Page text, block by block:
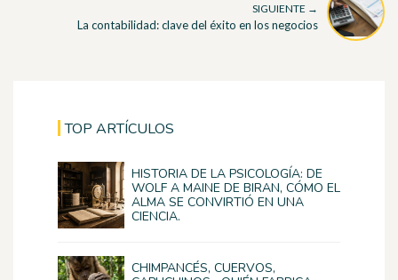
SIGUIENTE →
La contabilidad: clave del éxito en los negocios
TOP ARTÍCULOS
HISTORIA DE LA PSICOLOGÍA: DE
WOLF A MAINE DE BIRAN, CÓMO EL
ALMA SE CONVIRTIÓ EN UNA
CIENCIA.
CHIMPANCÉS, CUERVOS,